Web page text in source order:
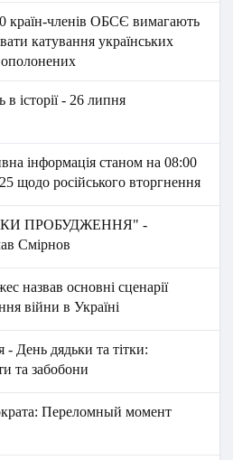
країн-членів ОБСЄ вимагають
катування українських
в історії - 26 липня
інформація станом на 08:00
щодо російського вторгнення
ПРОБУДЖЕННЯ" -
Смірнов
назвав основні сценарії
війни в Україні
- День дядьки та тітки:
та забобони
Переломный момент